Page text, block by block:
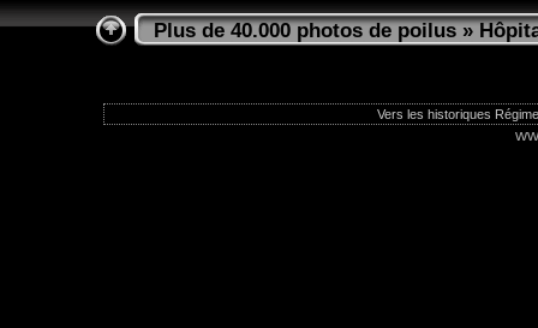
Plus de 40.000 photos de poilus»
Vers les historiques